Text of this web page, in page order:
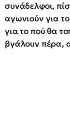
συνάδελφοι,
αγωνιούν για
για το πού θα
βγάλουν πέρα,